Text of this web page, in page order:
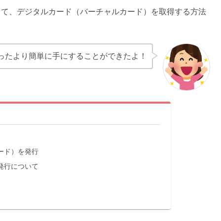
、デジタルカード（バーチャルカード）を取得する方法
たより簡単に手にすることができたよ！
ド）を発行
行について